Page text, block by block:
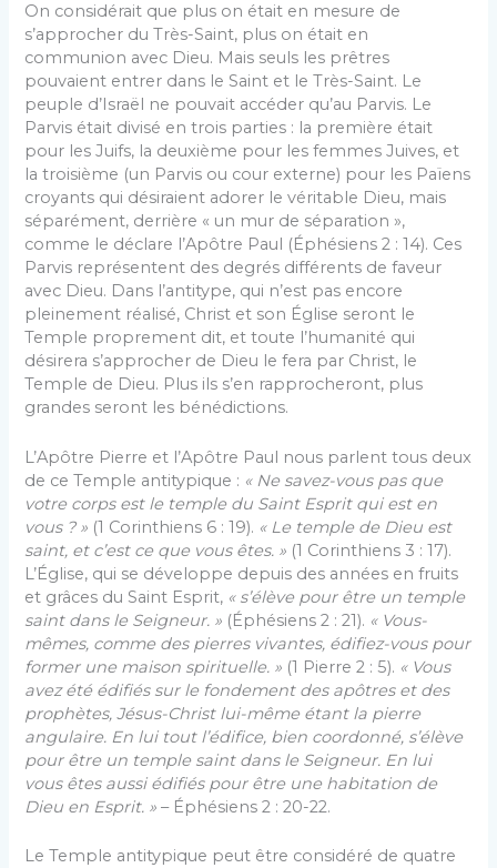
On considérait que plus on était en mesure de
s’approcher du Très-Saint, plus on était en
communion avec Dieu. Mais seuls les prêtres
pouvaient entrer dans le Saint et le Très-Saint. Le
peuple d’Israël ne pouvait accéder qu’au Parvis. Le
Parvis était divisé en trois parties : la première était
pour les Juifs, la deuxième pour les femmes Juives, et
la troisième (un Parvis ou cour externe) pour les Païens
croyants qui désiraient adorer le véritable Dieu, mais
séparément, derrière « un mur de séparation »,
comme le déclare l’Apôtre Paul (Éphésiens 2 : 14). Ces
Parvis représentent des degrés différents de faveur
avec Dieu. Dans l’antitype, qui n’est pas encore
pleinement réalisé, Christ et son Église seront le
Temple proprement dit, et toute l’humanité qui
désirera s’approcher de Dieu le fera par Christ, le
Temple de Dieu. Plus ils s’en rapprocheront, plus
grandes seront les bénédictions.
L’Apôtre Pierre et l’Apôtre Paul nous parlent tous deux
de ce Temple antitypique : « Ne savez-vous pas que
votre corps est le temple du Saint Esprit qui est en
vous ? » (1 Corinthiens 6 : 19). « Le temple de Dieu est
saint, et c’est ce que vous êtes. » (1 Corinthiens 3 : 17).
L’Église, qui se développe depuis des années en fruits
et grâces du Saint Esprit, « s’élève pour être un temple
saint dans le Seigneur. » (Éphésiens 2 : 21). « Vous-
mêmes, comme des pierres vivantes, édifiez-vous pour
former une maison spirituelle. » (1 Pierre 2 : 5). « Vous
avez été édifiés sur le fondement des apôtres et des
prophètes, Jésus-Christ lui-même étant la pierre
angulaire. En lui tout l’édifice, bien coordonné, s’élève
pour être un temple saint dans le Seigneur. En lui
vous êtes aussi édifiés pour être une habitation de
Dieu en Esprit. » – Éphésiens 2 : 20-22.
Le Temple antitypique peut être considéré de quatre